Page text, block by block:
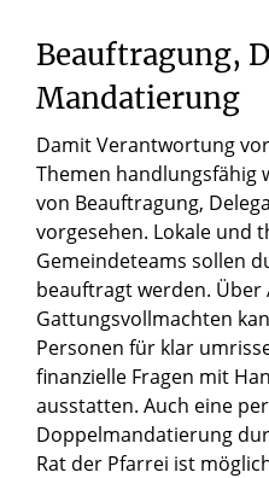
Beauftragung,
Mandatierung
Damit Verantwortung
Themen handlungsfähig
von Beauftragung,
vorgesehen. Lokale und
Gemeindeteams sollen
beauftragt werden. Über
Gattungsvollmachten
Personen für klar
finanzielle Fragen mit
ausstatten. Auch eine
Doppelmandatierung
Rat der Pfarrei ist